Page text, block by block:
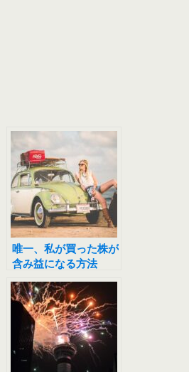
唯一、私が買った株が
含み益になる方法